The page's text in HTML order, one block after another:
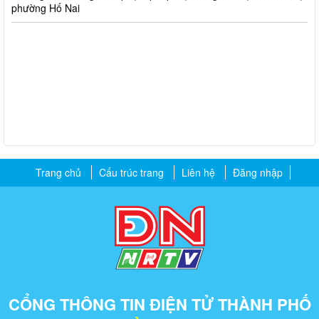
phường Hố Nai
Trang chủ Cấu trúc trang Liên hệ Đăng nhập
CỔNG THÔNG TIN ĐIỆN TỬ THÀNH PHỐ